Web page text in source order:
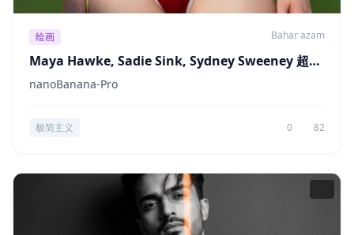
绘画 Bahar azam
Maya Hawke, Sadie Sink, Sydney Sweeney 超近
距摄影
nanoBanana-Pro
极简主义 0 82